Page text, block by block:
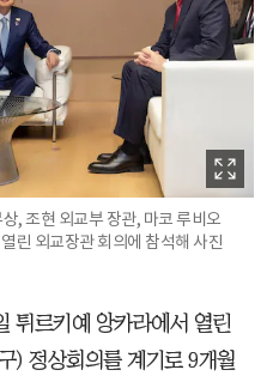
, 조현 외교부 장관, 마코 루비오
린 외교장관 회의에 참석해 사진
튀르키예 앙카라에서 열린
) 정상회의를 계기로 9개월